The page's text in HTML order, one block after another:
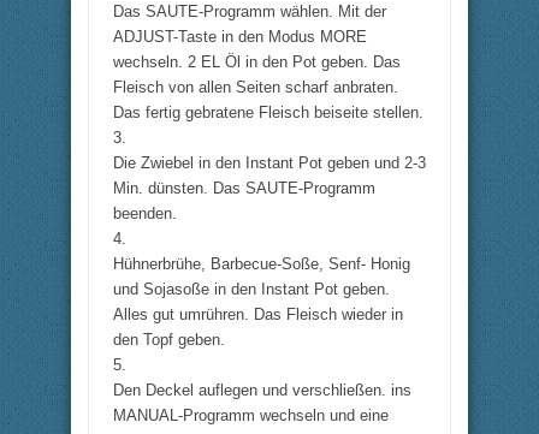
Das SAUTE-Programm wählen. Mit der
ADJUST-Taste in den Modus MORE
wechseln. 2 EL Öl in den Pot geben. Das
Fleisch von allen Seiten scharf anbraten.
Das fertig gebratene Fleisch beiseite stellen.
3.
Die Zwiebel in den Instant Pot geben und 2-3
Min. dünsten. Das SAUTE-Programm
beenden.
4.
Hühnerbrühe, Barbecue-Soße, Senf- Honig
und Sojasoße in den Instant Pot geben.
Alles gut umrühren. Das Fleisch wieder in
den Topf geben.
5.
Den Deckel auflegen und verschließen. ins
MANUAL-Programm wechseln und eine